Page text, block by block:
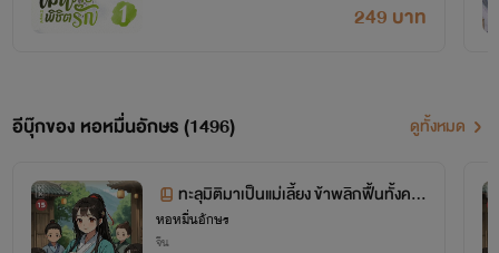
249 บาท
อีบุ๊กของ หอหมื่นอักษร (1496) ดูทั้งหมด
ทะลุมิติมาเป็นแม่เลี้ยง ข้าพลิกฟื้นทั้งคร
อบครัว เล่ม 15 (จบ+ตอนพิเศษ)
หอหมื่นอักษร
จีน